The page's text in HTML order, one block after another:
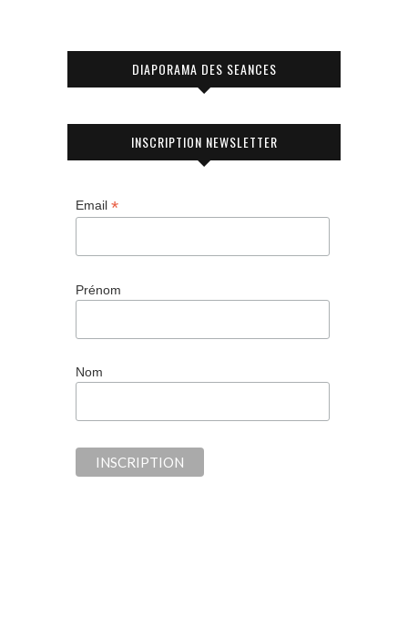
DIAPORAMA DES SEANCES
INSCRIPTION NEWSLETTER
Email *
Prénom
Nom